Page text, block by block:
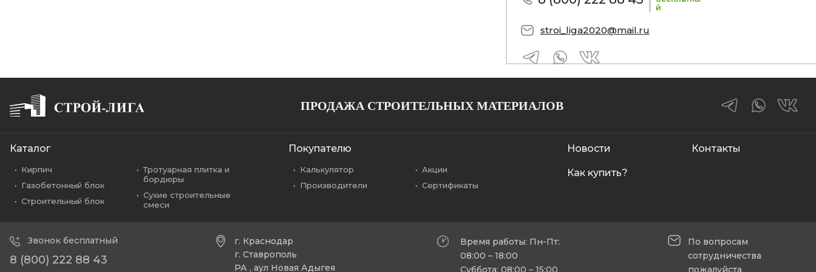
й
stroi_liga2020@mail.ru
ПРОДАЖА СТРОИТЕЛЬНЫХ МАТЕРИАЛОВ
Каталог
Кирпич
Газобетонный блок
Строительный блок
Тротуарная плитка и
бордюры
Сухие строительные
смеси
Покупателю
Калькулятор
Производители
Акции
Сертификаты
Новости
Как купить?
Контакты
Звонок бесплатный
8 (800) 222 88 43
г. Краснодар
г. Ставрополь
РА , аул Новая Адыгея
Время работы: Пн-Пт:
08:00 – 18:00
Суббота: 08:00 – 15:00
По вопросам
сотрудничества
пожалуйста